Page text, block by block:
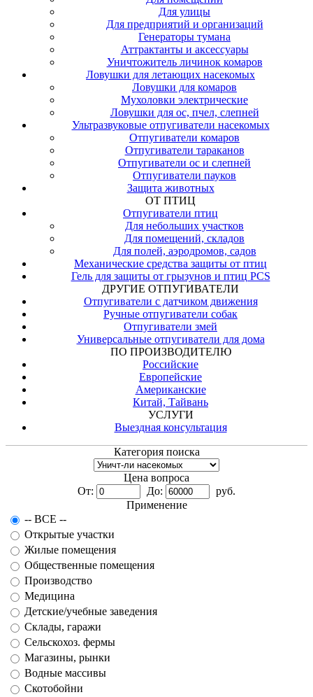
Для улицы
Для предприятий и организаций
Генераторы тумана
Аттрактанты и аксессуары
Уничтожитель личинок комаров
Ловушки для летающих насекомых
Ловушки для комаров
Мухоловки электрические
Ловушки для ос, пчел, слепней
Ультразвуковые отпугиватели насекомых
Отпугиватели комаров
Отпугиватели тараканов
Отпугиватели ос и слепней
Отпугиватели пауков
Защита животных
ОТ ПТИЦ
Отпугиватели птиц
Для небольших участков
Для помещений, складов
Для полей, аэродромов, садов
Механические средства защиты от птиц
Гель для защиты от грызунов и птиц PCS
ДРУГИЕ ОТПУГИВАТЕЛИ
Отпугиватели с датчиком движения
Ручные отпугиватели собак
Отпугиватели змей
Универсальные отпугиватели для дома
ПО ПРОИЗВОДИТЕЛЮ
Российские
Европейские
Американские
Китай, Тайвань
УСЛУГИ
Выездная консультация
Категория поиска
Цена вопроса
От:
До:
руб.
Применение
-- ВСЕ --
Открытые участки
Жилые помещения
Общественные помещения
Производство
Медицина
Детские/учебные заведения
Склады, гаражи
Сельскохоз. фермы
Магазины, рынки
Водные массивы
Скотобойни